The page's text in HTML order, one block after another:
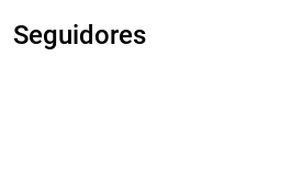
Seguidores